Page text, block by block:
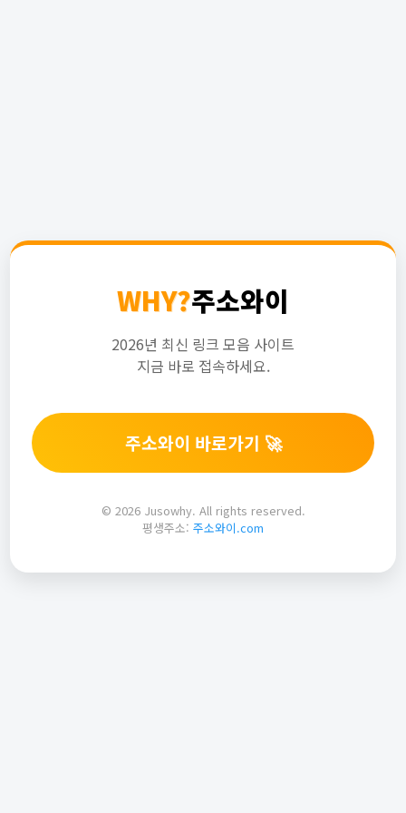
WHY?주소와이
2026년 최신 링크 모음 사이트
지금 바로 접속하세요.
주소와이 바로가기 🚀
© 2026 Jusowhy. All rights reserved.
평생주소: 주소와이.com